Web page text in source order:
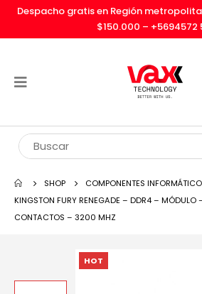
Despacho gratis en Región
$150.000 – +5694572
SHOP COMPONENTES
KINGSTON FURY RENEGADE – DDR4 –
CONTACTOS – 3200 MHZ
HOT